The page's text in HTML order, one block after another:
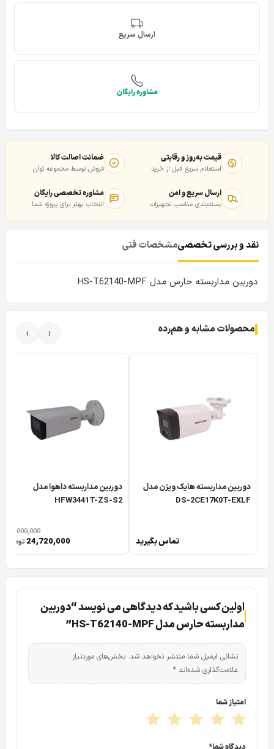
ارسال سریع
مشاوره رایگان
قیمت به‌روز و رقابتی
استعلام سریع قبل از خرید
ضمانت اصالت کالا
فروش توسط مجموعه توان
ارسال سریع و امن
بسته‌بندی مناسب تجهیزات
مشاوره تخصصی رایگان
انتخاب بهتر برای پروژه شما
نقد و بررسی تخصصیمشخصات فنی
دوربین مداربسته حارس مدل HS-T62140-MPF
محصولات مشابه و هم‌رده ‹
›
دوربین مداربسته هایک ویژن مدل
DS-2CE17K0T-EXLF
تماس بگیرید
دوربین مداربسته داهوا مدل
HFW3441T-ZS-S2
30,000,000
24,720,000 تومان
اولین کسی باشید که دیدگاهی می نویسد “دوربین
مداربسته حارس مدل HS-T62140-MPF”
نشانی ایمیل شما منتشر نخواهد شد. بخش‌های موردنیاز
علامت‌گذاری شده‌اند *
امتیاز شما